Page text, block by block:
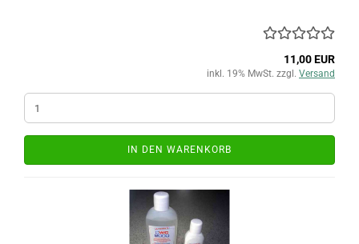
11,00 EUR
inkl. 19% MwSt. zzgl. Versand
IN DEN WARENKORB